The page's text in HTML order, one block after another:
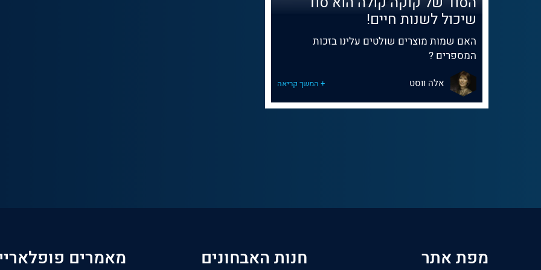
שיכול לשנות חיים!
האם שמות מוצרים שולטים עלינו בזכות
המספרים ?
אלה ווסט + המשך קריאה
מפת אתר חנות האבחונים מאמרים